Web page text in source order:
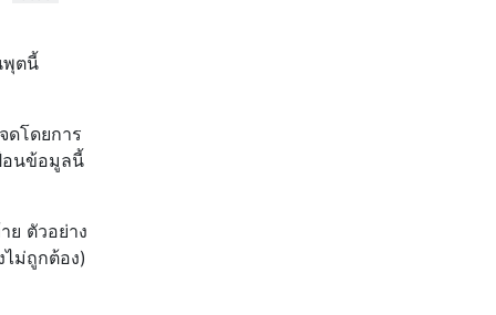
พุตนี้
ดโดยการ
อนข้อมูลนี้
ย ตัวอย่าง
ไม่ถูกต้อง)